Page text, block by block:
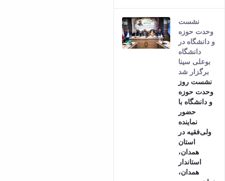
نشست
وحدت حوزه
و دانشگاه در
دانشگاه
بوعلی سینا
برگزار شد
نشست روز
وحدت حوزه
و دانشگاه با
حضور
نماینده
ولی‌فقیه در
استان
همدان،
استاندار
همدان،